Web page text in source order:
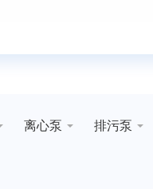
离心泵 排污泵